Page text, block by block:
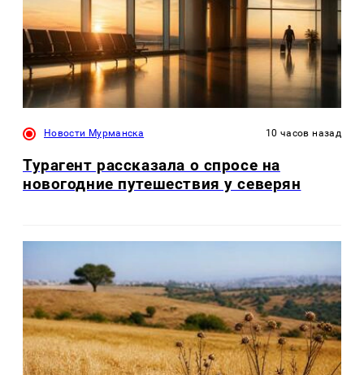
Новости Мурманска 10 часов назад
Турагент рассказала о спросе на
новогодние путешествия у северян